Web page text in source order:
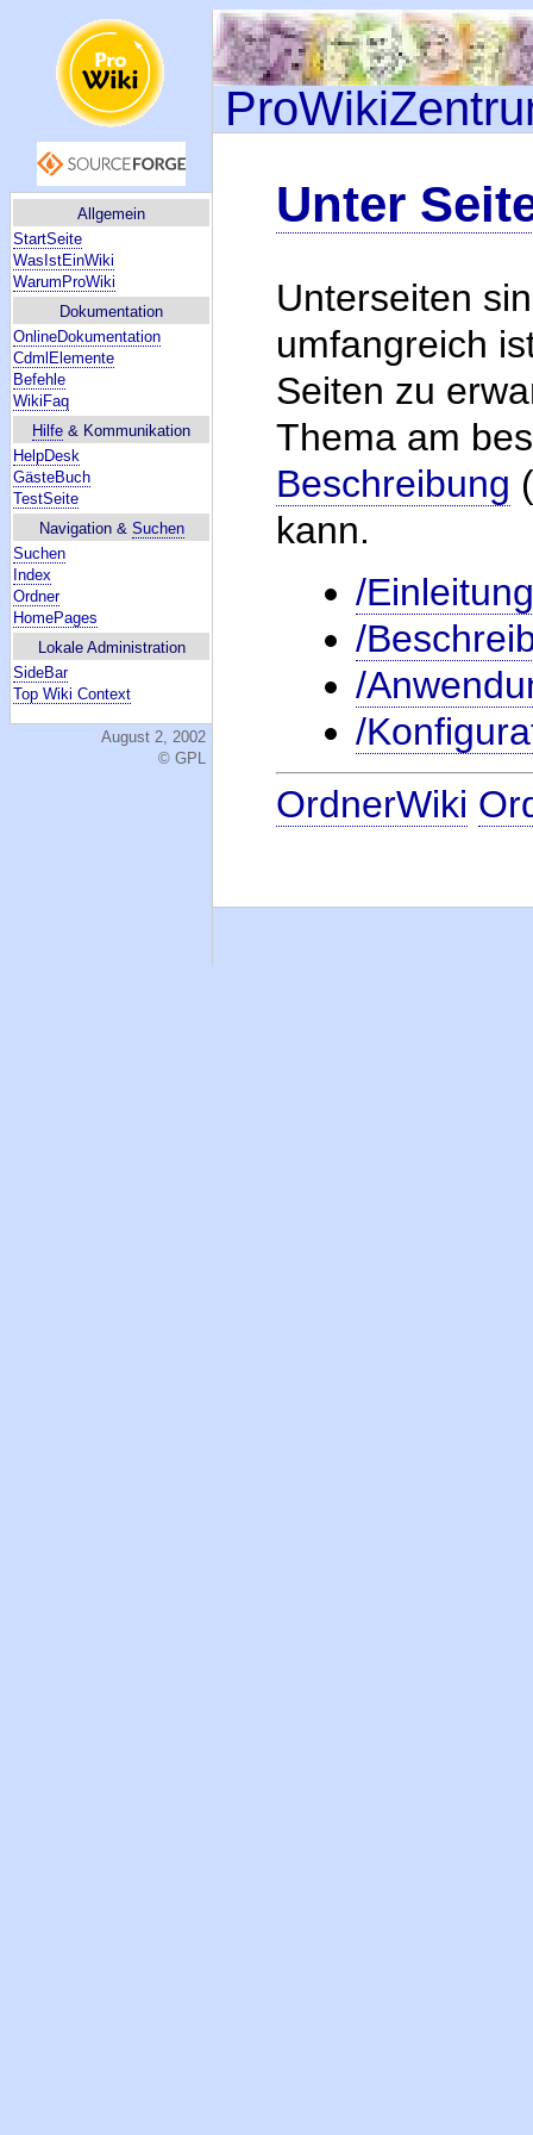
Allgemein
StartSeite
WasIstEinWiki
WarumProWiki
Dokumentation
OnlineDokumentation
CdmlElemente
Befehle
WikiFaq
Hilfe & Kommunikation
HelpDesk
GästeBuch
TestSeite
Navigation & Suchen
Suchen
Index
Ordner
HomePages
Lokale Administration
SideBar
Top Wiki Context
August 2, 2002
© GPL
Unter
Unterseiten
umfangreich
Seiten zu
Thema am
Beschreibung
kann.
/Einleitung
/
/
/
OrdnerWiki